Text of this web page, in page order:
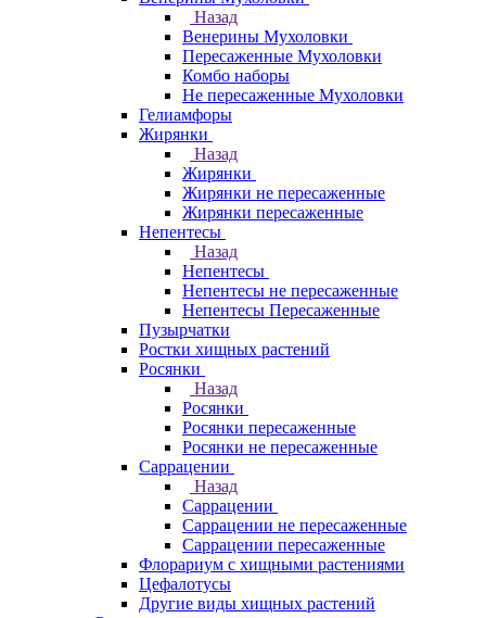
Назад
Венерины Мухоловки
Пересаженные Мухоловки
Комбо наборы
Не пересаженные Мухоловки
Гелиамфоры
Жирянки
Назад
Жирянки
Жирянки не пересаженные
Жирянки пересаженные
Непентесы
Назад
Непентесы
Непентесы не пересаженные
Непентесы Пересаженные
Пузырчатки
Ростки хищных растений
Росянки
Назад
Росянки
Росянки пересаженные
Росянки не пересаженные
Саррацении
Назад
Саррацении
Саррацении не пересаженные
Саррацении пересаженные
Флорариум с хищными растениями
Цефалотусы
Другие виды хищных растений